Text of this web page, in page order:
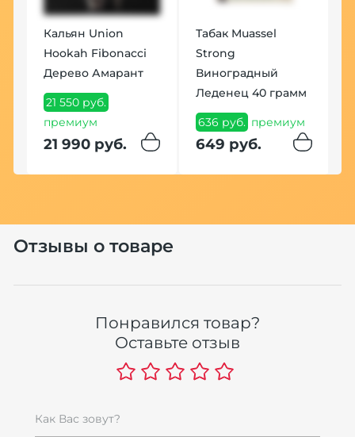
Кальян Union
Hookah Fibonacci
Дерево Амарант
21 550 руб.
премиум
21 990 руб.
Табак Muassel
Strong
Виноградный
Леденец 40 грамм
636 руб. премиум
649 руб.
Отзывы о товаре
Понравился товар?
Оставьте отзыв
Как Вас зовут?